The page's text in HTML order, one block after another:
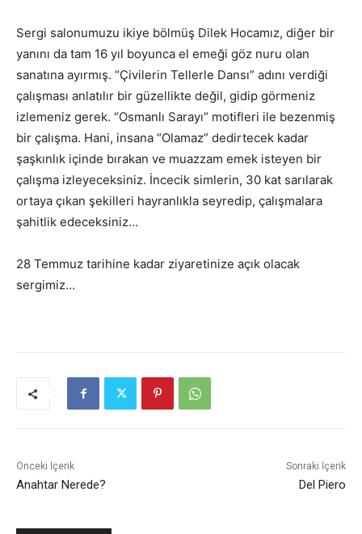
Sergi salonumuzu ikiye bölmüş Dilek Hocamız, diğer bir
yanını da tam 16 yıl boyunca el emeği göz nuru olan
sanatına ayırmış. “Çivilerin Tellerle Dansı” adını verdiği
çalışması anlatılır bir güzellikte değil, gidip görmeniz
izlemeniz gerek. “Osmanlı Sarayı” motifleri ile bezenmiş
bir çalışma. Hani, insana “Olamaz” dedirtecek kadar
şaşkınlık içinde bırakan ve muazzam emek isteyen bir
çalışma izleyeceksiniz. İncecik simlerin, 30 kat sarılarak
ortaya çıkan şekilleri hayranlıkla seyredip, çalışmalara
şahitlik edeceksiniz…
28 Temmuz tarihine kadar ziyaretinize açık olacak
sergimiz…
Önceki İçerik
Anahtar Nerede?
Sonraki İçerik
Del Piero